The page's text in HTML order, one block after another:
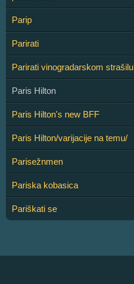
Parip
Parirati
Parirati vinogradarskom strašilu
Paris Hilton
Paris Hilton's new BFF
Paris Hilton/varijacije na temu/
Parisežnmen
Pariska kobasica
Pariškati se